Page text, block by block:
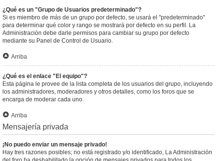
¿Qué es un "Grupo de Usuarios predeterminado"?
Si es miembro de más de un grupo por defecto, se usará el "predeterminado"
para determinar qué color y rango se mostrará por defecto en su perfil. La
Administración debe darle permisos para cambiar su grupo por defecto
mediante su Panel de Control de Usuario.
Arriba
¿Qué es el enlace "El equipo"?
Esta página le provee de la lista completa de los usuarios del grupo, incluyendo
los administradores, moderadores y otros detalles, como los foros que se
encarga de moderar cada uno.
Arriba
Mensajería privada
¡No puedo enviar un mensaje privado!
Hay tres razones posibles; no está registrado y/o identificado, La Administración